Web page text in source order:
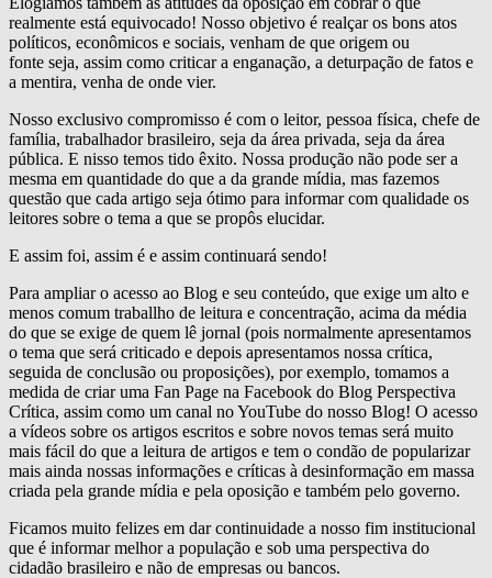
realmente está equivocado! Nosso objetivo é realçar os bons atos
políticos, econômicos e sociais, venham de que origem ou
fonte seja, assim como criticar a enganação, a deturpação de fatos e
a mentira, venha de onde vier.
Nosso exclusivo compromisso é com o leitor, pessoa física, chefe de
família, trabalhador brasileiro, seja da área privada, seja da área
pública. E nisso temos tido êxito. Nossa produção não pode ser a
mesma em quantidade do que a da grande mídia, mas fazemos
questão que cada artigo seja ótimo para informar com qualidade os
leitores sobre o tema a que se propôs elucidar.
E assim foi, assim é e assim continuará sendo!
Para ampliar o acesso ao Blog e seu conteúdo, que exige um alto e
menos comum traballho de leitura e concentração, acima da média
do que se exige de quem lê jornal (pois normalmente apresentamos
o tema que será criticado e depois apresentamos nossa crítica,
seguida de conclusão ou proposições), por exemplo, tomamos a
medida de criar uma Fan Page na Facebook do Blog Perspectiva
Crítica, assim como um canal no YouTube do nosso Blog! O acesso
a vídeos sobre os artigos escritos e sobre novos temas será muito
mais fácil do que a leitura de artigos e tem o condão de popularizar
mais ainda nossas informações e críticas à desinformação em massa
criada pela grande mídia e pela oposição e também pelo governo.
Ficamos muito felizes em dar continuidade a nosso fim institucional
que é informar melhor a população e sob uma perspectiva do
cidadão brasileiro e não de empresas ou bancos.